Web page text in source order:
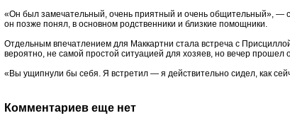
«Он был замечательный, очень приятный и очень общительный», —
он позже понял, в основном родственники и близкие помощники.
Отдельным впечатлением для Маккартни стала встреча с
вероятно, не самой простой ситуацией для хозяев, но вечер прошел
«Вы ущипнули бы себя. Я встретил — я действительно сидел, как
Комментариев еще нет